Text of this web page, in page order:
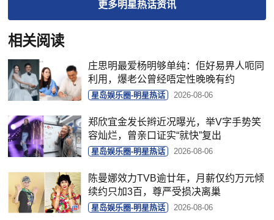
更多明星热话资讯
相关阅读
庄思明最爱杨明够单纯：佢好易畀人呃同
利用，爆老公曾经唔定性晚晚有约
星岛娱乐圈-明星热话 2026-08-06
郑欣宜金发长辫近况曝光，举V字手势笑
容灿烂，曾亲口证实“就快”复出
星岛娱乐圈-明星热话 2026-08-06
陈曼娜效力TVB逾廿年，月薪仅约万元倾
续约只加3百，尊严受损决离巢
星岛娱乐圈-明星热话 2026-08-06